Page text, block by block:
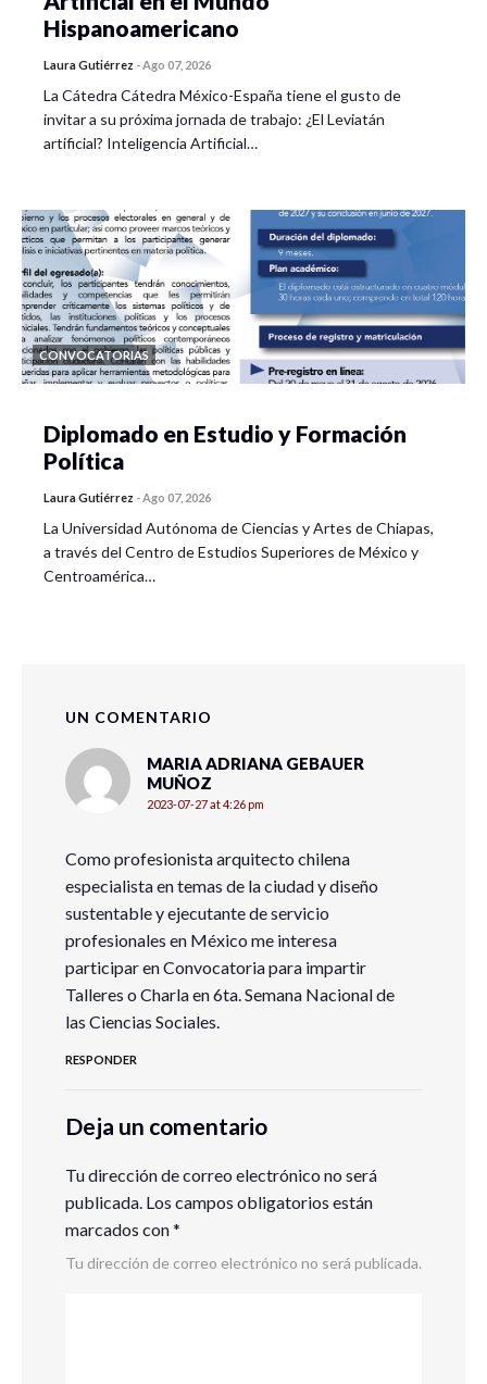
Hispanoamericano
Laura Gutiérrez - Ago 07, 2026
La Cátedra Cátedra México-España tiene el gusto de
invitar a su próxima jornada de trabajo: ¿El Leviatán
artificial? Inteligencia Artificial…
CONVOCATORIAS
Diplomado en Estudio y Formación
Política
Laura Gutiérrez - Ago 07, 2026
La Universidad Autónoma de Ciencias y Artes de Chiapas,
a través del Centro de Estudios Superiores de México y
Centroamérica…
UN COMENTARIO
MARIA ADRIANA GEBAUER
MUÑOZ
2023-07-27 at 4:26 pm
Como profesionista arquitecto chilena
especialista en temas de la ciudad y diseño
sustentable y ejecutante de servicio
profesionales en México me interesa
participar en Convocatoria para impartir
Talleres o Charla en 6ta. Semana Nacional de
las Ciencias Sociales.
RESPONDER
Deja un comentario
Tu dirección de correo electrónico no será
publicada. Los campos obligatorios están
marcados con*
Tu dirección de correo electrónico no será publicada.